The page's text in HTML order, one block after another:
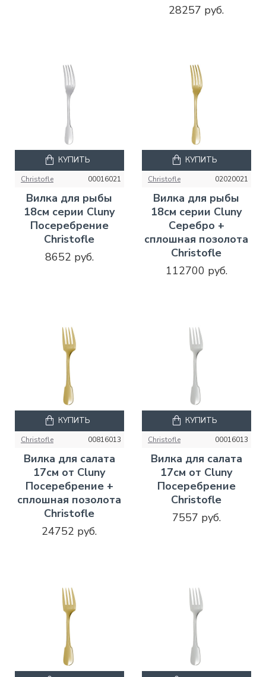
28257 руб.
Christofle 00016021
Вилка для рыбы
18см серии Cluny
Посеребрение
Christofle
8652 руб.
КУПИТЬ
Christofle 02020021
Вилка для рыбы
18см серии Cluny
Серебро +
сплошная позолота
Christofle
112700 руб.
КУПИТЬ
Christofle 00816013
Вилка для салата
17см от Cluny
Посеребрение +
сплошная позолота
Christofle
24752 руб.
КУПИТЬ
Christofle 00016013
Вилка для салата
17см от Cluny
Посеребрение
Christofle
7557 руб.
КУПИТЬ